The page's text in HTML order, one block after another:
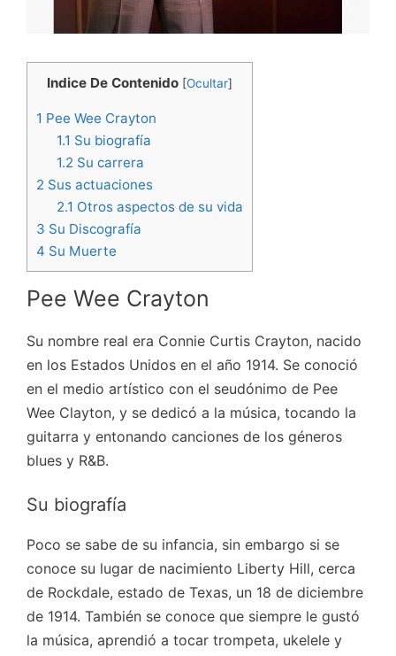
Indice De Contenido [Ocultar]
1 Pee Wee Crayton
1.1 Su biografía
1.2 Su carrera
2 Sus actuaciones
2.1 Otros aspectos de su vida
3 Su Discografía
4 Su Muerte
Pee Wee Crayton
Su nombre real era Connie Curtis Crayton, nacido
en los Estados Unidos en el año 1914. Se conoció
en el medio artístico con el seudónimo de Pee
Wee Clayton, y se dedicó a la música, tocando la
guitarra y entonando canciones de los géneros
blues y R&B.
Su biografía
Poco se sabe de su infancia, sin embargo si se
conoce su lugar de nacimiento Liberty Hill, cerca
de Rockdale, estado de Texas, un 18 de diciembre
de 1914. También se conoce que siempre le gustó
la música, aprendió a tocar trompeta, ukelele y